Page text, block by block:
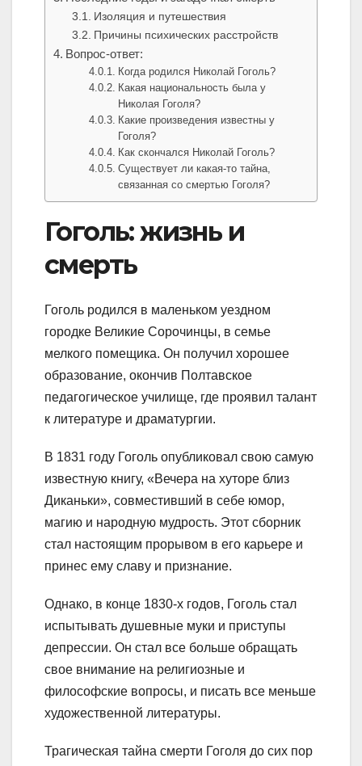
Изоляция и путешествия
Причины психических расстройств
Вопрос-ответ:
Когда родился Николай Гоголь?
Какая национальность была у
Николая Гоголя?
Какие произведения известны у
Гоголя?
Как скончался Николай Гоголь?
Существует ли какая-то тайна,
связанная со смертью Гоголя?
Гоголь: жизнь и
смерть
Гоголь родился в маленьком уездном
городке Великие Сорочинцы, в семье
мелкого помещика. Он получил хорошее
образование, окончив Полтавское
педагогическое училище, где проявил талант
к литературе и драматургии.
В 1831 году Гоголь опубликовал свою самую
известную книгу, «Вечера на хуторе близ
Диканьки», совместивший в себе юмор,
магию и народную мудрость. Этот сборник
стал настоящим прорывом в его карьере и
принес ему славу и признание.
Однако, в конце 1830-х годов, Гоголь стал
испытывать душевные муки и приступы
депрессии. Он стал все больше обращать
свое внимание на религиозные и
философские вопросы, и писать все меньше
художественной литературы.
Трагическая тайна смерти Гоголя до сих пор